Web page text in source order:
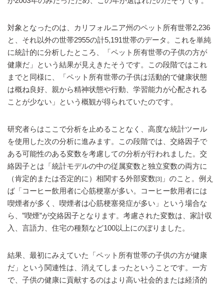
対象となったのは、カリフォルニア州のペット所有世帯2,236
と、それ以外の世帯2955の計5,191世帯のデータ。これを単純
に統計的に分析したところ、「ペット所有世帯の子供の方が
健康だ」という結果が見えきたそうです。この段階ではこれ
までと同様に、「ペット所有世帯の子供は活動的で健康状態
は概ね良好、親から精神状態や行動、学習能力が心配される
ことが少ない」という概観が得られていたのです。
研究者らはここで分析を止めることなく、高度な統計ツール
を使用した次の分析に進みます。この段階では、交絡因子で
ある可能性のある変数を考慮しての分析が行われました。交
絡因子とは「統計モデルの中の従属変数と独立変数の両方に
（肯定的または否定的に）相関する外部変数 [3] 」のこと。例え
ば「コーヒー飲用者に心筋梗塞が多い。コーヒー飲用者には
喫煙者が多く、喫煙者は心筋梗塞発症が多い」という場合な
ら、”喫煙”が交絡因子となります。考慮された変数は、家計収
入、言語力、住宅の種類など100以上にのぼりました。
結果、最初にみえていた「ペット所有世帯の子供の方が健康
だ」という関連性は、消えてしまったということです。一方
で、子供の健康に貢献するのはより高い社会的または経済的